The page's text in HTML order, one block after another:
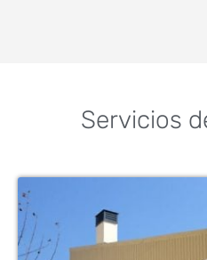
Servicios